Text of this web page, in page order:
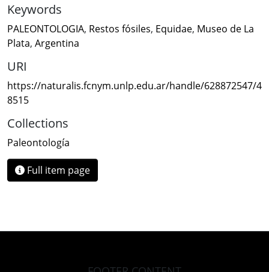
Keywords
PALEONTOLOGIA, Restos fósiles, Equidae, Museo de La
Plata, Argentina
URI
https://naturalis.fcnym.unlp.edu.ar/handle/628872547/4
8515
Collections
Paleontología
Full item page